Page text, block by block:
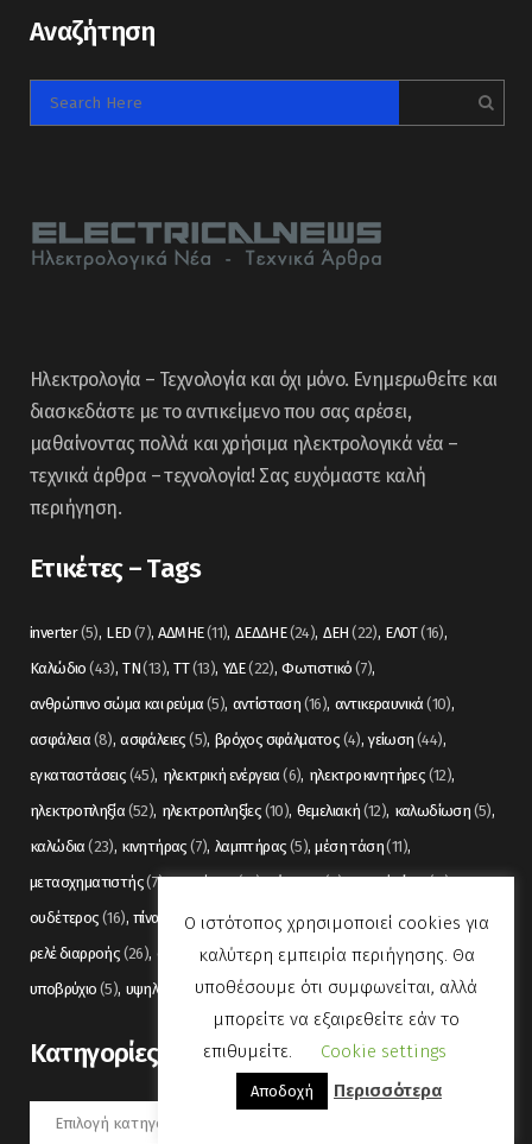
Αναζήτηση
Ηλεκτρολογία – Τεχνολογία και όχι μόνο. Ενημερωθείτε και
διασκεδάστε με το αντικείμενο που σας αρέσει,
μαθαίνοντας πολλά και χρήσιμα ηλεκτρολογικά νέα –
τεχνικά άρθρα – τεχνολογία! Σας ευχόμαστε καλή
περιήγηση.
Ετικέτες – Tags
inverter(5) LED (7) ΑΔΜΗΕ(11) ΔΕΔΔΗΕ(24) ΔΕΗ (22) ΕΛΟΤ(16)
Καλώδιο (43) ΤΝ(13) ΤΤ(13) ΥΔΕ(22) Φωτιστικό (7)
ανθρώπινο σώμα και ρεύμα (5) αντίσταση (16) αντικεραυνικά (10)
ασφάλεια (8) ασφάλειες (5) βρόχος σφάλματος (4) γείωση (44)
εγκαταστάσεις (45) ηλεκτρική ενέργεια (6) ηλεκτροκινητήρες (12)
ηλεκτροπληξία (52) ηλεκτροπληξίες (10) θεμελιακή (12) καλωδίωση (5)
καλώδια (23) κινητήρας (7) λαμπτήρας (5) μέση τάση(11)
μετασχηματιστής(7) μετρήσεις(12) μόνωση(6) οπτικές ίνες(11)
ουδέτερος (16) πίνακας (17) πίνακες(7) πυρανίχνευση (6) ρελέ(36)
ρελέ διαρροής (26) συναγερμός(5) σωληνώσεις(5) τάση(13)
υποβρύχιο (5) υψηλή τάση(8) φωτισμός (6)
Kατηγορίες
Kατηγορίες
Ο ιστότοπος χρησιμοποιεί cookies για
καλύτερη εμπειρία περιήγησης. Θα
υποθέσουμε ότι συμφωνείται, αλλά
μπορείτε να εξαιρεθείτε εάν το
επιθυμείτε.
Cookie settings
Αποδοχή Περισσότερα